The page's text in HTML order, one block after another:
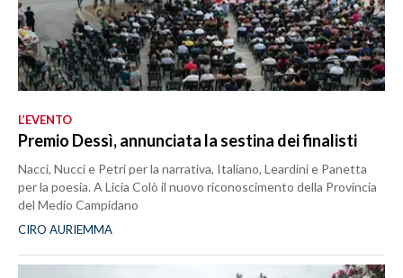
L’EVENTO
Premio Dessì, annunciata la sestina dei finalisti
Nacci, Nucci e Petri per la narrativa, Italiano, Leardini e Panetta
per la poesia. A Licia Colò il nuovo riconoscimento della Provincia
del Medio Campidano
CIRO AURIEMMA